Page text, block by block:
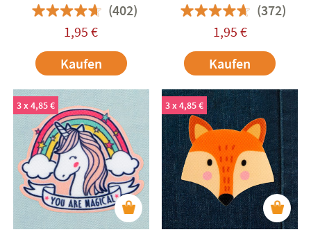
(402)
1,95 €
Kaufen
(372)
1,95 €
Kaufen
3 x 4,85 € 3 x 4,85 €